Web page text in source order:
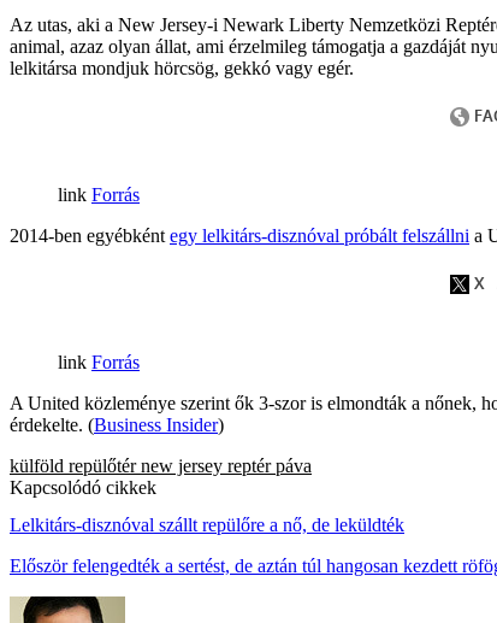
Az utas, aki a New Jersey-i Newark Liberty Nemzetközi
animal, azaz olyan állat, ami érzelmileg támogatja a gazdáját
lelkitársa mondjuk hörcsög, gekkó vagy egér.
Forrás
2014-ben egyébként egy lelkitárs-disznóval próbált felszállni a
Forrás
A United közleménye szerint ők 3-szor is elmondták a nőnek,
érdekelte. (Business Insider)
külföld repülőtér new jersey reptér páva
Kapcsolódó cikkek
Lelkitárs-disznóval szállt repülőre a nő, de leküldték
Először felengedték a sertést, de aztán túl hangosan kezdett